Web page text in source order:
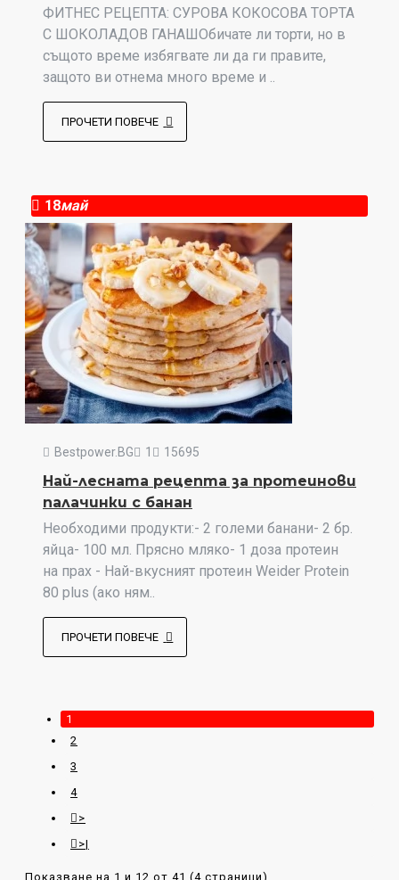
ФИТНЕС РЕЦЕПТА: СУРОВА КОКОСОВА ТОРТА
С ШОКОЛАДОВ ГАНАШОбичате ли торти, но в
същото време избягвате ли да ги правите,
защото ви отнема много време и ..
ПРОЧЕТИ ПОВЕЧЕ
18май
Bestpower.BG 1 15695
Най-лесната рецепта за протеинови
палачинки с банан
Необходими продукти:- 2 големи банани- 2 бр.
яйца- 100 мл. Прясно мляко- 1 доза протеин
на прах - Най-вкусният протеин Weider Protein
80 plus (ако ням..
ПРОЧЕТИ ПОВЕЧЕ
1
2
3
4
>
>|
Показване на 1 и 12 от 41 (4 страници)